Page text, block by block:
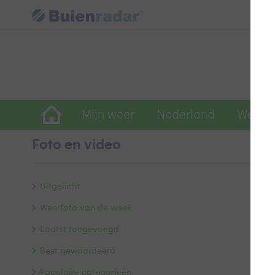
Mijn weer Nederland
Foto en video
Uitgelicht
Weerfoto van de week
Laatst toegevoegd
Best gewaardeerd
Populaire categorieën